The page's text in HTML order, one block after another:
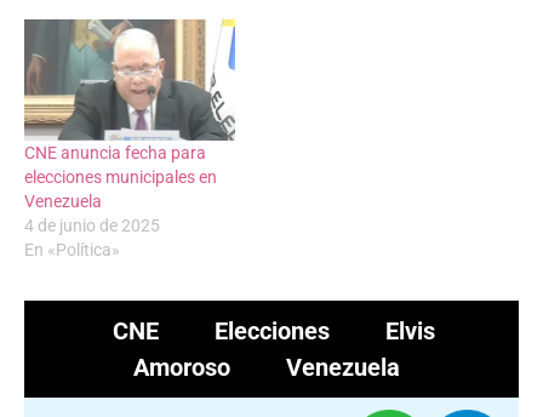
CNE anuncia fecha para
elecciones municipales en
Venezuela
4 de junio de 2025
En «Política»
CNE Elecciones
Elvis
Amoroso
Venezuela